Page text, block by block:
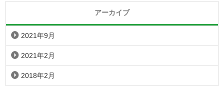
アーカイブ
2021年9月
2021年2月
2018年2月